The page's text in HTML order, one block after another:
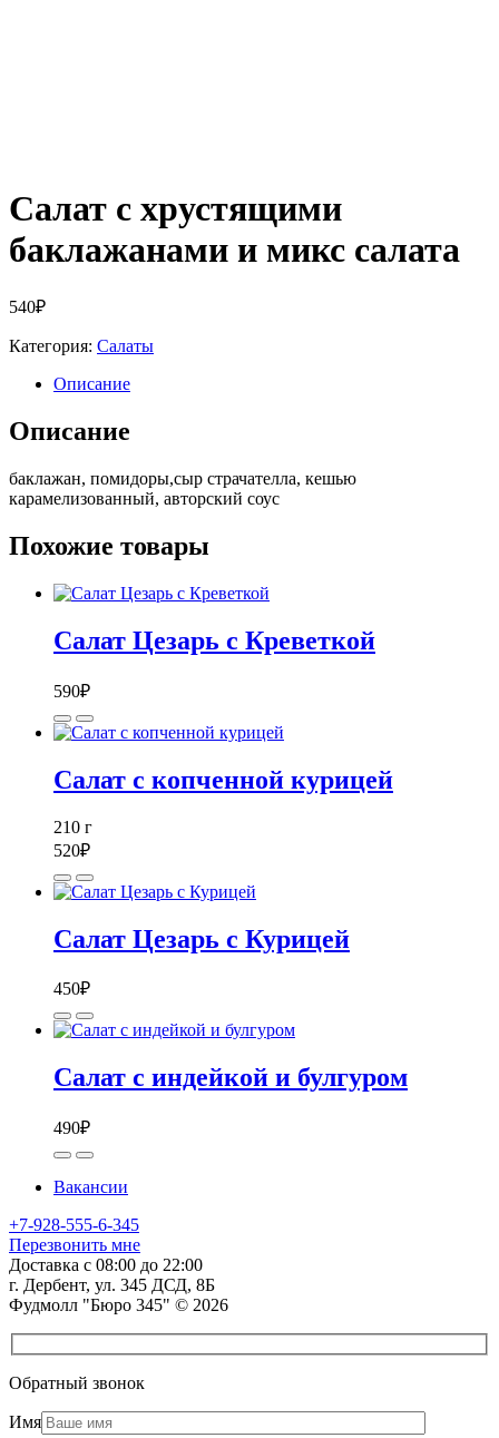
Салат с хрустящими
баклажанами и микс салата
540₽
Категория: Салаты
Описание
Описание
баклажан, помидоры,сыр страчателла, кешью
карамелизованный, авторский соус
Похожие товары
Салат Цезарь с Креветкой
590₽
Салат с копченной курицей
210 г
520₽
Салат Цезарь с Курицей
450₽
Салат с индейкой и булгуром
490₽
Вакансии
+7-928-555-6-345
Перезвонить мне
Доставка с 08:00 до 22:00
г. Дербент, ул. 345 ДСД, 8Б
Фудмолл "Бюро 345" © 2026
Обратный звонок
Имя